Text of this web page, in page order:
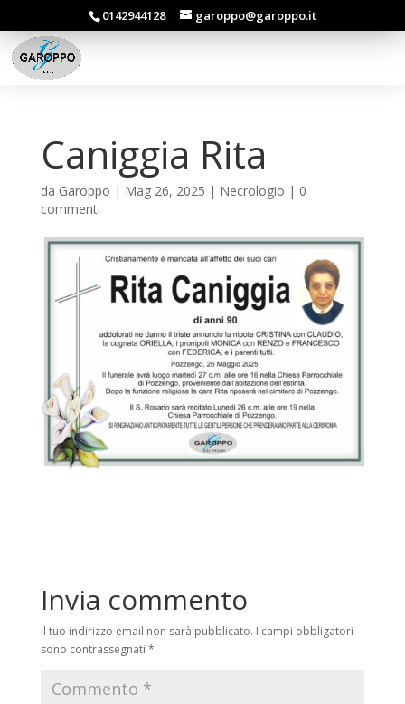
0142944128 garoppo@garoppo.it
Caniggia Rita
da Garoppo | Mag 26, 2025 | Necrologio | 0
commenti
Invia commento
Il tuo indirizzo email non sarà pubblicato. I campi obbligatori
sono contrassegnati *